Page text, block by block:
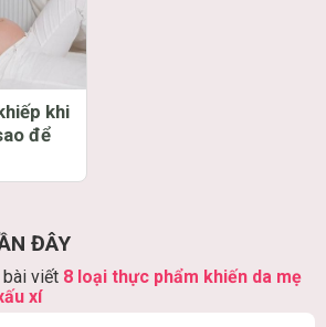
khi
để
ĐÂY
bài viết 8 loại thực phẩm khiến da mẹ
xí